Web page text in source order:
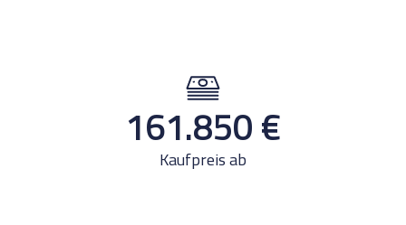
161.850€
Kaufpreis ab